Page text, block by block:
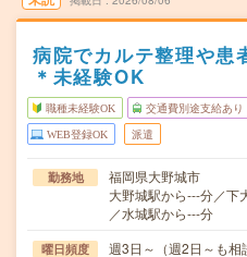
病院でカルテ整理や患
＊未経験OK
職種未経験OK 交通費別途支給あり
WEB登録OK 派遣
勤務地
福岡県大野城市
大野城駅から---分／下
／水城駅から---分
曜日頻度
週3日～（週2日～も相